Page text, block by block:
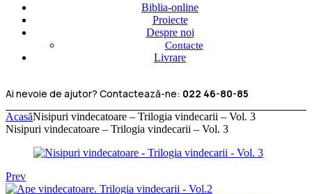
Biblia-online
Proiecte
Despre noi
Contacte
Livrare
Ai nevoie de ajutor? Contactează-ne: 022 46-80-85
AcasăNisipuri vindecatoare – Trilogia vindecarii – Vol. 3
Nisipuri vindecatoare – Trilogia vindecarii – Vol. 3
Prev